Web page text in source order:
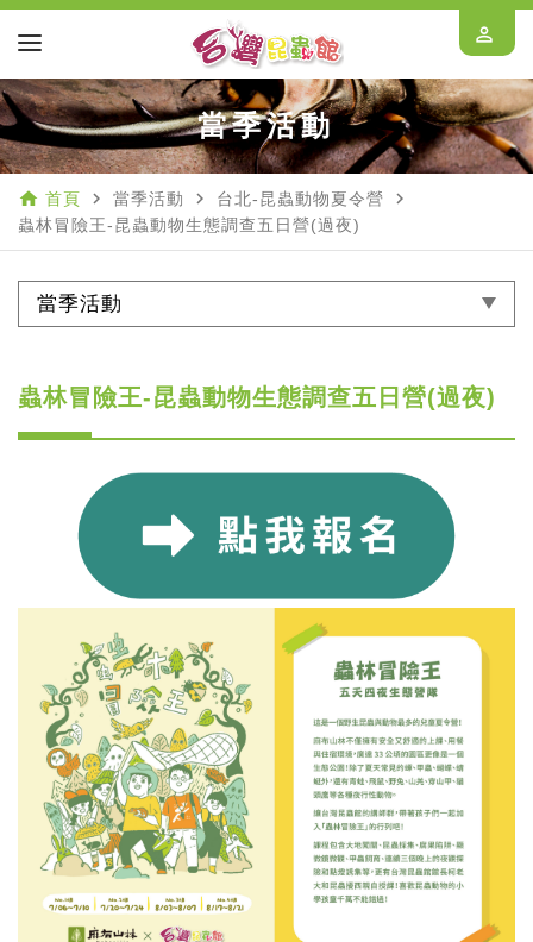
perm_identity
當季活動
home 首頁 navigate_next 當季活動 navigate_next 台北-昆蟲動物夏令營 navigate_next
蟲林冒險王-昆蟲動物生態調查五日營(過夜)
當季活動
蟲林冒險王-昆蟲動物生態調查五日營(過夜)